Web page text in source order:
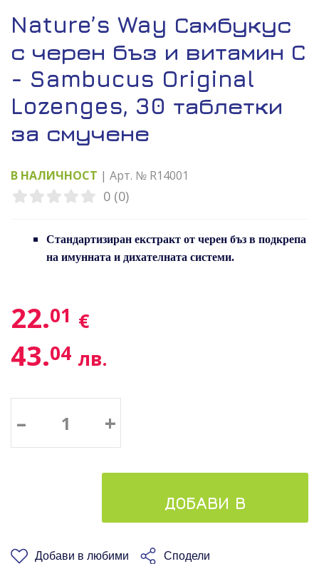
Nature’s Way Самбукус
с черен бъз и витамин С
- Sambucus Original
Lozenges, 30 таблетки
за смучене
В НАЛИЧНОСТ | Арт. № R14001
0 (0)
Стандартизиран екстракт от черен бъз в подкрепа
на имунната и дихателната системи.
22.01 €
43.04 лв.
– +
ДОБАВИ В
КОШНИЦАТА
Добави в любими Сподели